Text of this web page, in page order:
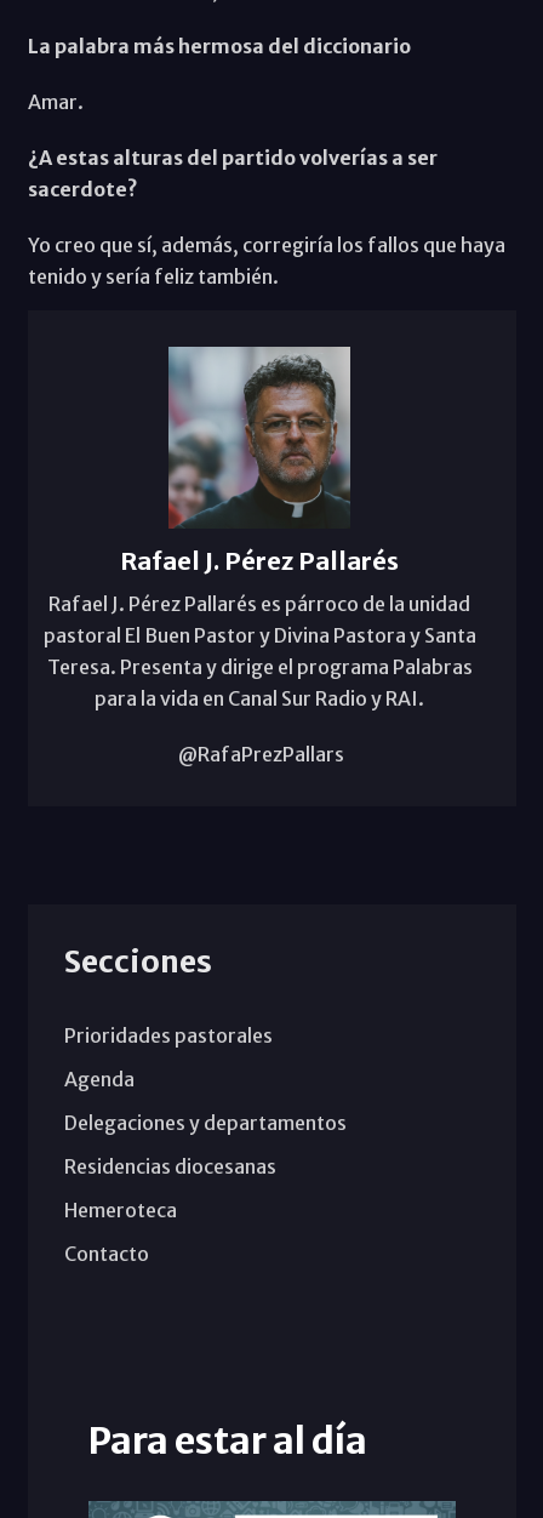
La palabra más hermosa del diccionario
Amar.
¿A estas alturas del partido volverías a ser
sacerdote?
Yo creo que sí, además, corregiría los fallos que haya
tenido y sería feliz también.
Rafael J. Pérez Pallarés
Rafael J. Pérez Pallarés es párroco de la unidad
pastoral El Buen Pastor y Divina Pastora y Santa
Teresa. Presenta y dirige el programa Palabras
para la vida en Canal Sur Radio y RAI.
@RafaPrezPallars
Secciones
Prioridades pastorales
Agenda
Delegaciones y departamentos
Residencias diocesanas
Hemeroteca
Contacto
Para estar al día